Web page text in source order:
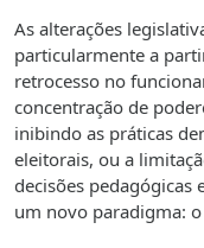
As alterações
particularmente a
retrocesso no
concentração de
inibindo as práticas
eleitorais, ou a
decisões pedagógicas
um novo paradigma: